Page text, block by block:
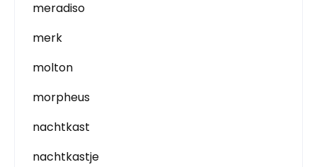
meradiso
merk
molton
morpheus
nachtkast
nachtkastje